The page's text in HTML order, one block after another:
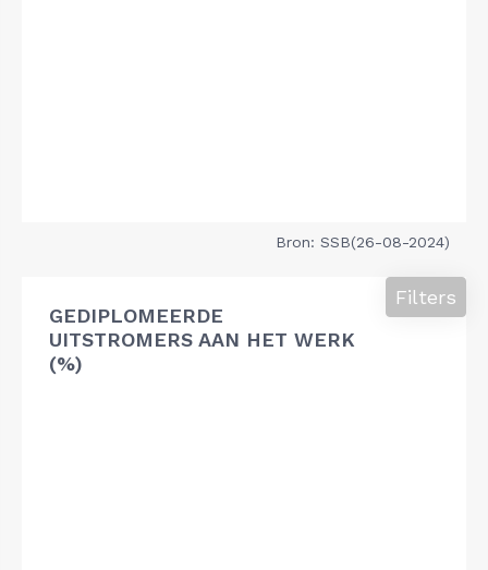
Bron: SSB(26-08-2024)
GEDIPLOMEERDE
UITSTROMERS AAN HET WERK
(%)
Filters